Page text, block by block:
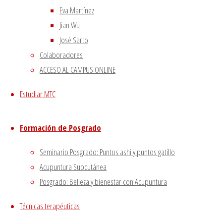
Eva Martínez
Jian Wu
José Sarto
Colaboradores
ACCESO AL CAMPUS ONLINE
Estudiar MTC
Formación de Posgrado
Seminario Posgrado: Puntos ashi y puntos gatillo
Acupuntura Subcutánea
Posgrado: Belleza y bienestar con Acupuntura
Técnicas terapéuticas
A pesar de sus extraordinarios resultados, la
farmacopea china es una disciplina aún poco
Además, su enseñanza se suele limitar a
enumerar las propiedades y la naturaleza de
su sentido ni en cómo combinarlas para sacar el